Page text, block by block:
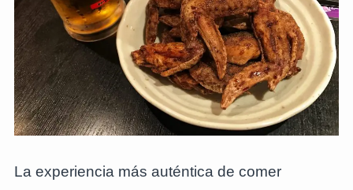
La experiencia más auténtica de comer